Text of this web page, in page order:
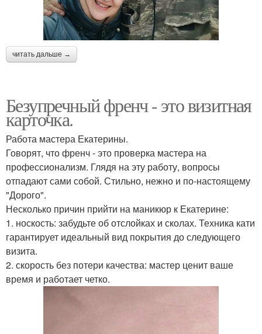
читать дальше →
Безупречный френч - это визитная
карточка.
Работа мастера Екатерины.
Говорят, что френч - это проверка мастера на
профессионализм. Глядя на эту работу, вопросы
отпадают сами собой. Стильно, нежно и по-настоящему
"Дорого".
Несколько причин прийти на маникюр к Екатерине:
1. носкость: забудьте об отслойках и сколах. Техника кати
гарантирует идеальный вид покрытия до следующего
визита.
2. скорость без потери качества: мастер ценит ваше
время и работает четко.